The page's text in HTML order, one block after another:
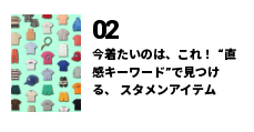
02
今着たいのは、これ！ “直
感キーワード”で見つけ
る、 スタメンアイテム